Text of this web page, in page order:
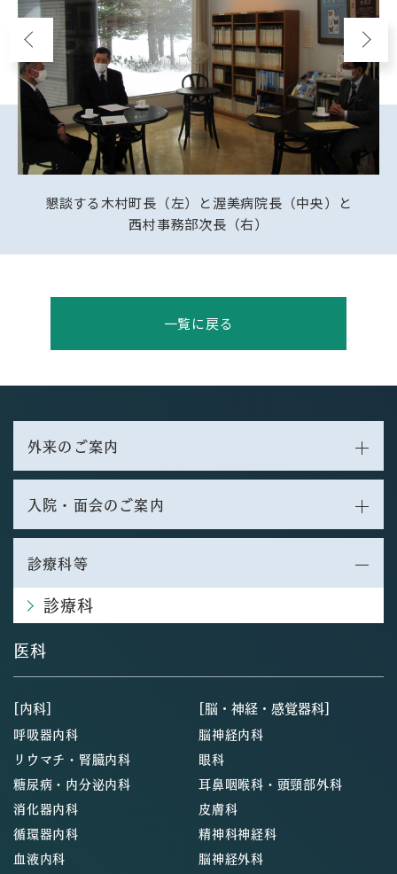
懇談する木村町長（左）と渥美病院長（中央）と
西村事務部次長（右）
一覧に戻る
外来のご案内
入院・面会のご案内
診療科等
診療科
医科
[内科]
呼吸器内科
リウマチ・腎臓内科
糖尿病・内分泌内科
消化器内科
循環器内科
血液内科
[脳・神経・感覚器科]
脳神経内科
眼科
耳鼻咽喉科・頭頸部外科
皮膚科
精神科神経科
脳神経外科